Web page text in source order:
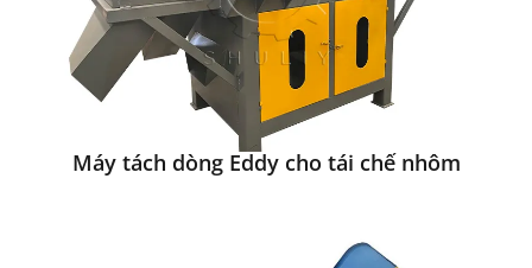
Máy tách dòng Eddy cho tái chế nhôm